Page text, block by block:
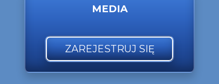
MEDIA
ZAREJESTRUJ SIĘ